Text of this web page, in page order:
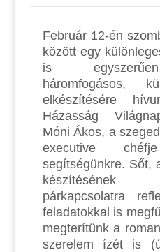
Február 12-én
között egy
is
háromfogásos,
elkészítésére
Házasság
Móni Ákos, a
executive
segítségünkre. Sőt,
párkapcsolatra
feladatokkal is
megterítünk a
szerelem ízét is